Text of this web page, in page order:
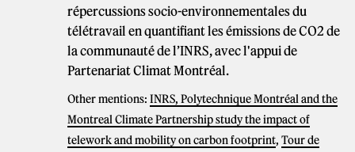
répercussions socio-environnementales du
télétravail en quantifiant les émissions de CO2 de
la communauté de l’INRS, avec l'appui de
Partenariat Climat Montréal.
Other mentions: INRS, Polytechnique Montréal and the
Montreal Climate Partnership study the impact of
telework and mobility on carbon footprint, Tour de